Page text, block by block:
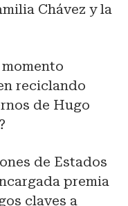
Chávez y la
reciclando
de Hugo
de Estados
premia
claves a